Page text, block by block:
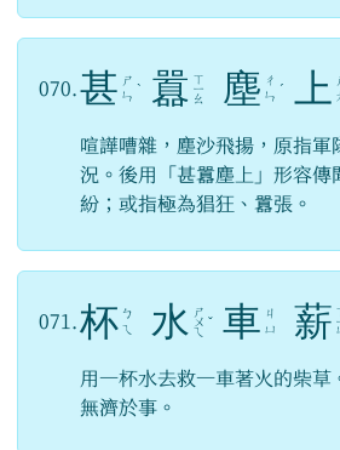
070. 甚 ㄕ
ㄣ ˋ 囂 ㄒ
ㄧ
ㄠ 塵 ㄔ
ㄣ ˊ 上
喧譁嘈雜，塵沙飛揚，原指軍
況。後用「甚囂塵上」形容傳
紛；或指極為猖狂、囂張。
071. 杯 ㄅ
ㄟ
水 ㄕ
ㄨ
ㄟ
ˇ 車 ㄐ
ㄩ
薪
用一杯水去救一車著火的柴草
無濟於事。